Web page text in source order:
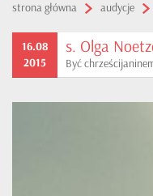
strona główna audycje
16.08
2015
s. Olga
Być